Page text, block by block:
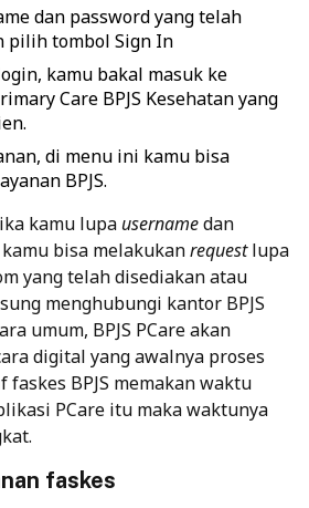
dan password yang telah
pilih tombol Sign In
kamu bakal masuk ke
Care BPJS Kesehatan yang
di menu ini kamu bisa
BPJS.
kamu lupa usernamedan
bisa melakukanrequestlupa
yang telah disediakan atau
menghubungi kantor BPJS
umum, BPJS PCare akan
digital yang awalnya proses
faskes BPJS memakan waktu
PCare itu maka waktunya
faskes